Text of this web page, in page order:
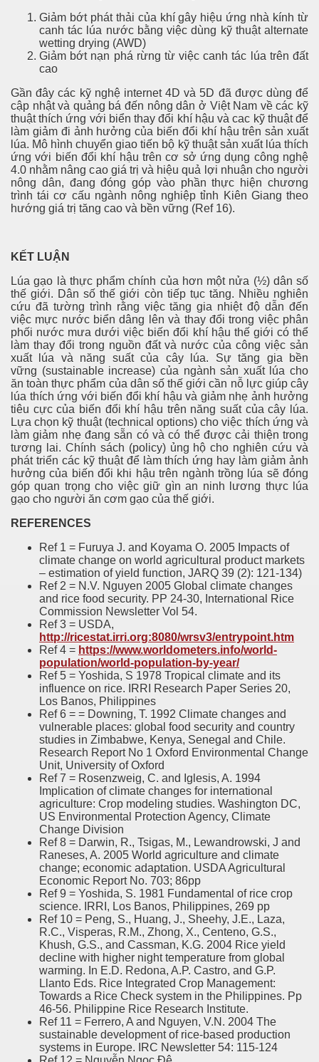
Giảm bớt phát thải của khí gây hiệu ứng nhà kính từ
canh tác lúa nước bằng việc dùng kỹ thuật alternate
wetting drying (AWD)
Giảm bớt nạn phá rừng từ việc canh tác lúa trên đất
cao
Gần đây các kỹ nghệ internet 4D và 5D đã được dùng để
cập nhật và quảng bá đến nông dân ở Việt Nam về các kỹ
thuật thích ứng với biển thay đổi khí hậu và cac kỹ thuật để
làm giảm đi ảnh hưởng của biến đổi khí hậu trên sản xuất
lúa. Mô hình chuyển giao tiến bộ kỹ thuật sản xuất lúa thích
ứng với biến đổi khí hậu trên cơ sở ứng dụng công nghệ
4.0 nhằm nâng cao giá trị và hiệu quả lợi nhuận cho người
nông dân, đang đóng góp vào phần thực hiện chương
trình tái cơ cấu ngành nông nghiệp tỉnh Kiên Giang theo
hướng giá trị tăng cao và bền vững (Ref 16).
KẾT LUẬN
Lúa gạo là thực phẩm chính của hơn một nửa (½) dân số
thế giới. Dân số thế giới còn tiếp tục tăng. Nhiều nghiên
cứu đã tường trình rằng việc tăng gia nhiệt độ dẫn đến
việc mực nước biển dâng lên và thay đổi trong việc phân
phối nước mưa dưới việc biến đổi khí hậu thế giới có thể
làm thay đổi trong nguồn đất và nước của công việc sản
xuất lúa và năng suất của cây lúa. Sự tăng gia bền
vững (sustainable increase) của ngành sản xuất lúa cho
ăn toàn thực phẩm của dân số thế giới cần nỗ lực giúp cây
lúa thích ứng với biến đổi khí hậu và giảm nhẹ ảnh hưởng
tiêu cực của biến đổi khí hậu trên năng suất của cây lúa.
Lựa chọn kỹ thuật (technical options) cho việc thích ứng và
làm giảm nhẹ đang sẵn có và có thể được cải thiện trong
tương lai. Chính sách (policy) ủng hộ cho nghiên cứu và
phát triển các kỹ thuật để làm thích ứng hay làm giảm ảnh
hưởng của biến đổi khi hậu trên ngành trồng lúa sẽ đóng
góp quan trọng cho việc giữ gìn an ninh lương thực lúa
gạo cho người ăn cơm gạo của thế giới.
REFERENCES
Ref 1 = Furuya J. and Koyama O. 2005 Impacts of
climate change on world agricultural product markets
– estimation of yield function, JARQ 39 (2): 121-134)
Ref 2 = N.V. Nguyen 2005 Global climate changes
and rice food security. PP 24-30, International Rice
Commission Newsletter Vol 54.
Ref 3 = USDA,
http://ricestat.irri.org:8080/wrsv3/entrypoint.htm
Ref 4 = https://www.worldometers.info/world-
population/world-population-by-year/
Ref 5 = Yoshida, S 1978 Tropical climate and its
influence on rice. IRRI Research Paper Series 20,
Los Banos, Philippines
Ref 6 = = Downing, T. 1992 Climate changes and
vulnerable places: global food security and country
studies in Zimbabwe, Kenya, Senegal and Chile.
Research Report No 1 Oxford Environmental Change
Unit, University of Oxford
Ref 7 = Rosenzweig, C. and Iglesis, A. 1994
Implication of climate changes for international
agriculture: Crop modeling studies. Washington DC,
US Environmental Protection Agency, Climate
Change Division
Ref 8 = Darwin, R., Tsigas, M., Lewandrowski, J and
Raneses, A. 2005 World agriculture and climate
change; economic adaptation. USDA Agricultural
Economic Report No. 703; 86pp
Ref 9 = Yoshida, S. 1981 Fundamental of rice crop
science. IRRI, Los Banos, Philippines, 269 pp
Ref 10 = Peng, S., Huang, J., Sheehy, J.E., Laza,
R.C., Visperas, R.M., Zhong, X., Centeno, G.S.,
Khush, G.S., and Cassman, K.G. 2004 Rice yield
decline with higher night temperature from global
warming. In E.D. Redona, A.P. Castro, and G.P.
Llanto Eds. Rice Integrated Crop Management:
Towards a Rice Check system in the Philippines. Pp
46-56. Philippine Rice Research Institute.
Ref 11 = Ferrero, A and Nguyen, V.N. 2004 The
sustainable development of rice-based production
systems in Europe. IRC Newsletter 54: 115-124